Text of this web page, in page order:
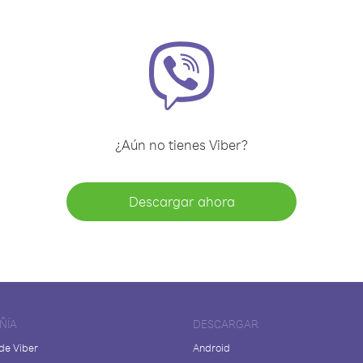
¿Aún no tienes Viber?
Descargar ahora
Viber
DESCARGAR
Android